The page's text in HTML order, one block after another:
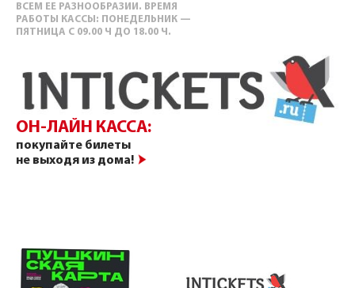
ВСЕМ ЕЕ РАЗНООБРАЗИИ. ВРЕМЯ
РАБОТЫ КАССЫ: ПОНЕДЕЛЬНИК —
ПЯТНИЦА С 09.00 Ч ДО 18.00 Ч.
ОН-ЛАЙН КАССА:
покупайте билеты
не выходя из дома!